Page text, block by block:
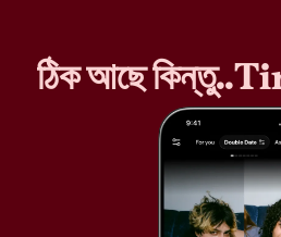
ঠিক আছে